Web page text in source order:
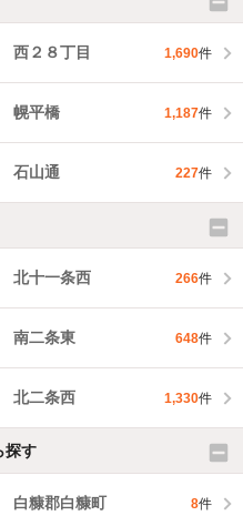
西２８丁目 1,690件
幌平橋 1,187件
石山通 227件
北十一条西 266件
南二条東 648件
北二条西 1,330件
探す
白糠郡白糠町 8件